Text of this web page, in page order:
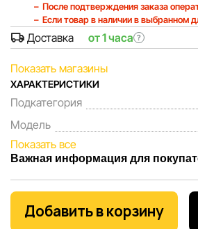
После подтверждения заказа
Если товар в наличии в выбранном
Доставка от 1 часа ?
Показать магазины
ХАРАКТЕРИСТИКИ
Подкатегория
Модель
Показать все
Важная информация для
покупателей. Каждый день мы
информация о товарах и услугах,
Добавить в корзину